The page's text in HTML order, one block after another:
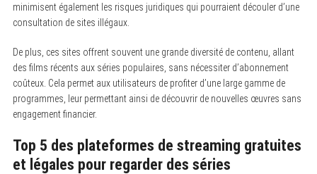
minimisent également les risques juridiques qui pourraient découler d’une
consultation de sites illégaux.
De plus, ces sites offrent souvent une grande diversité de contenu, allant
des films récents aux séries populaires, sans nécessiter d’abonnement
coûteux. Cela permet aux utilisateurs de profiter d’une large gamme de
programmes, leur permettant ainsi de découvrir de nouvelles œuvres sans
engagement financier.
Top 5 des plateformes de streaming gratuites
et légales pour regarder des séries